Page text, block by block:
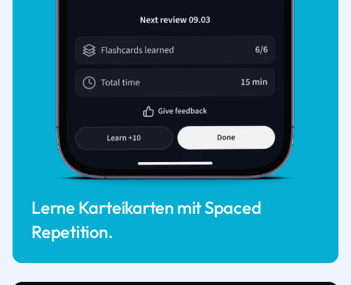
Lerne Karteikarten mit Spaced
Repetition.